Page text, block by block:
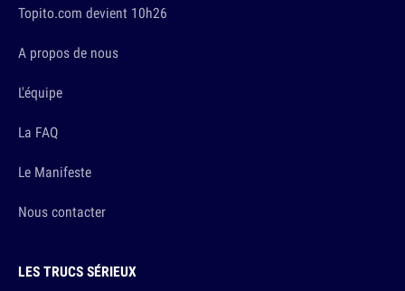
Topito.com devient 10h26
A propos de nous
L'équipe
La FAQ
Le Manifeste
Nous contacter
LES TRUCS SÉRIEUX